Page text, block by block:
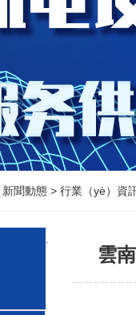
新聞動態 > 行業（yè）資
雲